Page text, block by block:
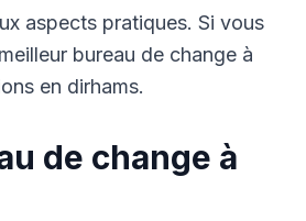
aspects pratiques. Si vous
bureau de change à
en dirhams.
de change à